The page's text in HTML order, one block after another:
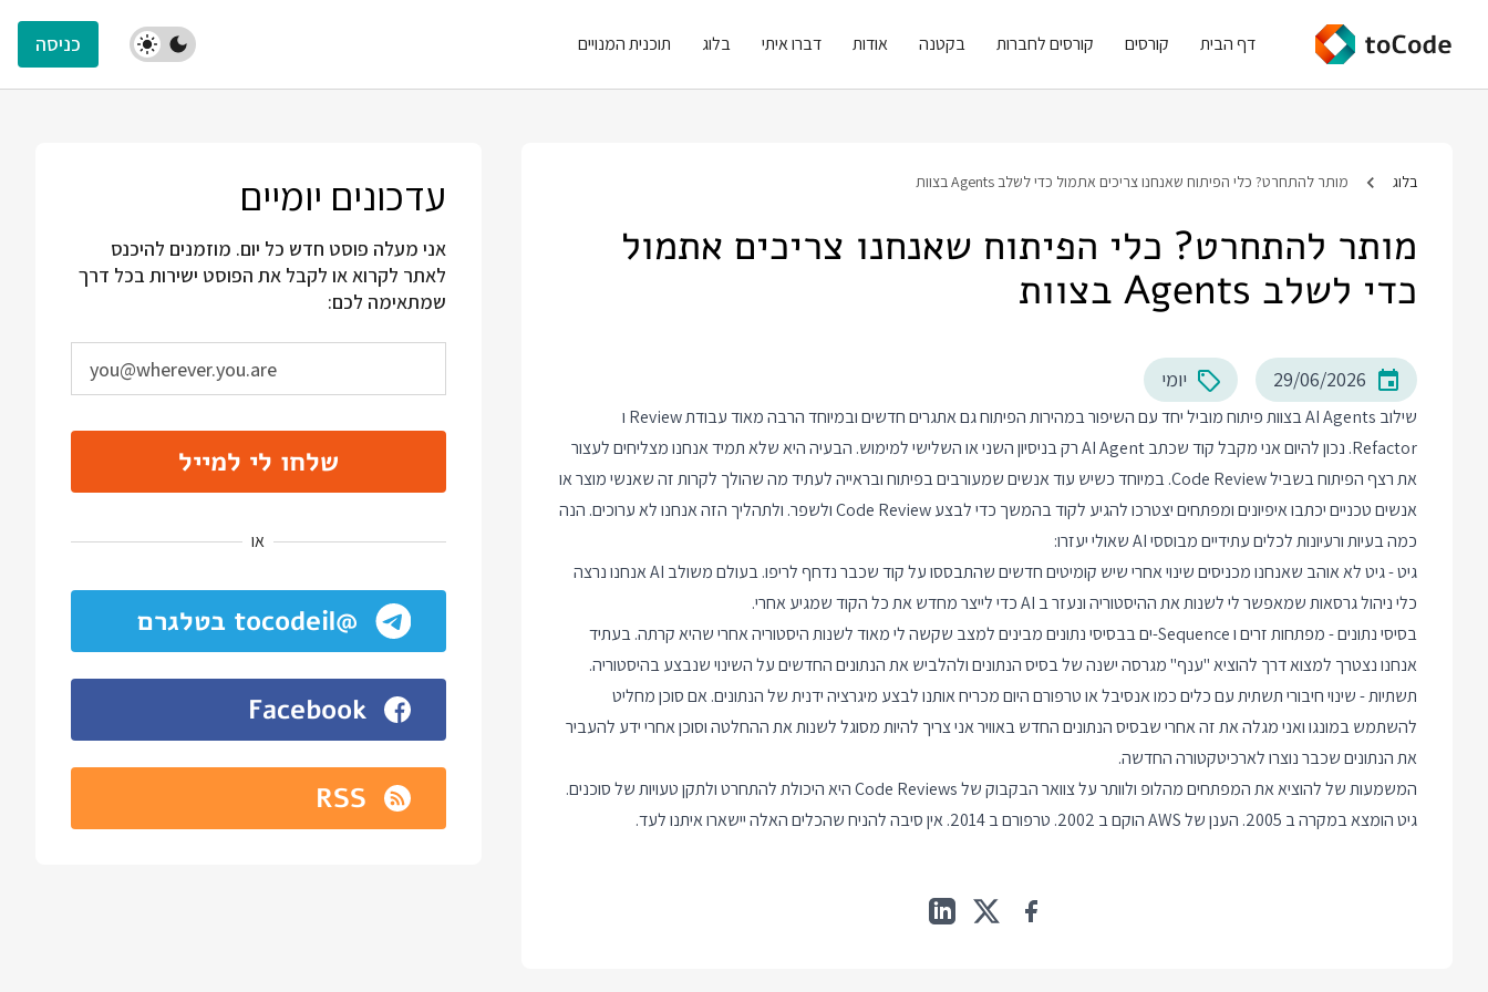
דף הבית קורסים קורסים לחברות בקטנה אודות דברו איתי בלוג תוכנית המנויים כניסה
בלוג מותר להתחרט? כלי הפיתוח שאנחנו צריכים אתמול כדי לשלב Agents בצוות
מותר להתחרט? כלי הפיתוח שאנחנו צריכים אתמול
כדי לשלב Agents בצוות
29/06/2026 יומי
שילוב AI Agents בצוות פיתוח מוביל יחד עם השיפור במהירות הפיתוח גם אתגרים חדשים ובמיוחד הרבה מאוד עבודת Review ו
Refactor. נכון להיום אני מקבל קוד שכתב AI Agent רק בניסיון השני או השלישי למימוש. הבעיה היא שלא תמיד אנחנו מצליחים לעצור
את רצף הפיתוח בשביל Code Review. במיוחד כשיש עוד אנשים שמעורבים בפיתוח ובראייה לעתיד מה שהולך לקרות זה שאנשי מוצר או
אנשים טכניים יכתבו איפיונים ומפתחים יצטרכו להגיע לקוד בהמשך כדי לבצע Code Review ולשפר. ולתהליך הזה אנחנו לא ערוכים. הנה
כמה בעיות ורעיונות לכלים עתידיים מבוססי AI שאולי יעזרו:
גיט - גיט לא אוהב שאנחנו מכניסים שינוי אחרי שיש קומיטים חדשים שהתבססו על קוד שכבר נדחף לריפו. בעולם משולב AI אנחנו נרצה
כלי ניהול גרסאות שמאפשר לי לשנות את ההיסטוריה ונעזר ב AI כדי לייצר מחדש את כל הקוד שמגיע אחרי.
בסיסי נתונים - מפתחות זרים ו Sequence-ים בבסיסי נתונים מבינים למצב שקשה לי מאוד לשנות היסטוריה אחרי שהיא קרתה. בעתיד
אנחנו נצטרך למצוא דרך להוציא "ענף" מגרסה ישנה של בסיס הנתונים ולהלביש את הנתונים החדשים על השינוי שנבצע בהיסטוריה.
תשתיות - שינוי חיבורי תשתית עם כלים כמו אנסיבל או טרפורם היום מכריח אותנו לבצע מיגרציה ידנית של הנתונים. אם סוכן מחליט
להשתמש במונגו ואני מגלה את זה אחרי שבסיס הנתונים החדש באוויר אני צריך להיות מסוגל לשנות את ההחלטה וסוכן אחרי ידע להעביר
את הנתונים שכבר נוצרו לארכיטקטורה החדשה.
המשמעות של להוציא את המפתחים מהלופ ולוותר על צוואר הבקבוק של Code Reviews היא היכולת להתחרט ולתקן טעויות של סוכנים.
גיט הומצא במקרה ב 2005. הענן של AWS הוקם ב 2002. טרפורם ב 2014. אין סיבה להניח שהכלים האלה יישארו איתנו לעד.
עדכונים יומיים
אני מעלה פוסט חדש כל יום. מוזמנים להיכנס
לאתר לקרוא או לקבל את הפוסט ישירות בכל דרך
שמתאימה לכם:
שלחו לי למייל
או
@tocodeil בטלגרם
Facebook
RSS